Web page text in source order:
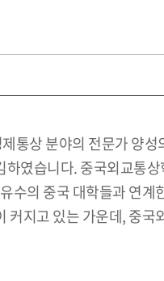
통상 분야의 전문가 양
였습니다. 중국외교통
수의 중국 대학들과 연
지고 있는 가운데, 중